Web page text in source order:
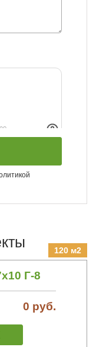
120 м2
Г-8
0 руб.